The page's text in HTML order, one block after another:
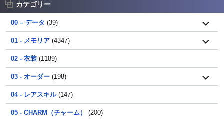
カテゴリー
00 – データ (39)
01 - メモリア (4347)
02 - 衣装 (1189)
03 - オーダー (198)
04 - レアスキル(147)
05 - CHARM（チャーム） (200)